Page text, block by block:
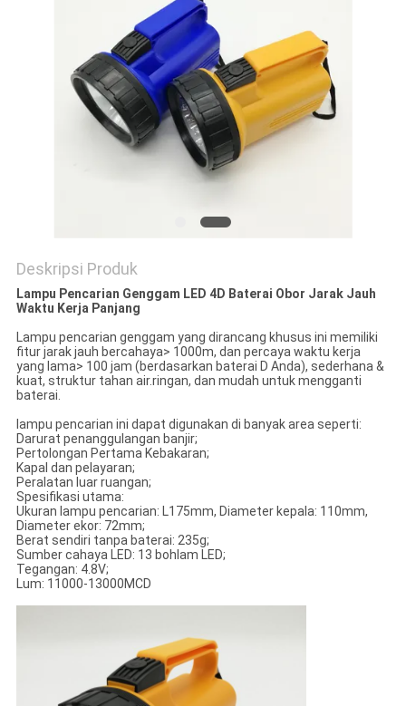
Deskripsi Produk
Lampu Pencarian Genggam LED 4D Baterai Obor Jarak Jauh
Waktu Kerja Panjang
Lampu pencarian genggam yang dirancang khusus ini memiliki
fitur jarak jauh bercahaya> 1000m, dan percaya waktu kerja
yang lama> 100 jam (berdasarkan baterai D Anda), sederhana &
kuat, struktur tahan air.ringan, dan mudah untuk mengganti
baterai.
lampu pencarian ini dapat digunakan di banyak area seperti:
Darurat penanggulangan banjir;
Pertolongan Pertama Kebakaran;
Kapal dan pelayaran;
Peralatan luar ruangan;
Spesifikasi utama:
Ukuran lampu pencarian: L175mm, Diameter kepala: 110mm,
Diameter ekor: 72mm;
Berat sendiri tanpa baterai: 235g;
Sumber cahaya LED: 13 bohlam LED;
Tegangan: 4.8V;
Lum: 11000-13000MCD